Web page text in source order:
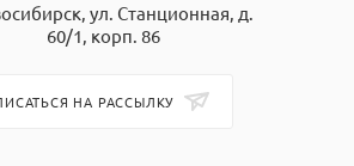
ул. Станционная, д.
60/1, корп. 86
НА РАССЫЛКУ